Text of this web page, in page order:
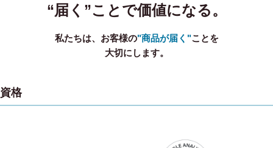
“届く”ことで価値になる。
私たちは、お客様の"商品が届く"ことを
大切にします。
資格